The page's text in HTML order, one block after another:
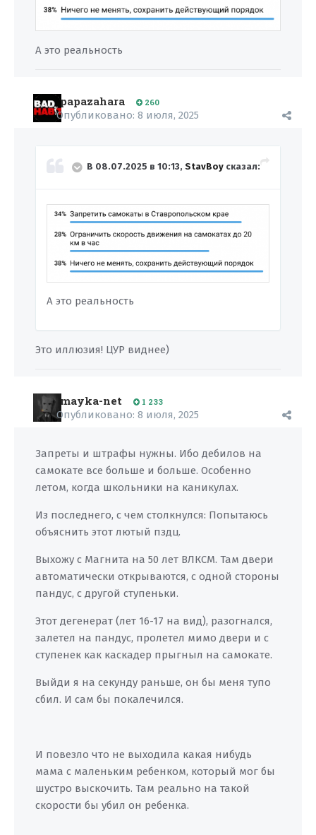
А это реальность
papazahara 260
Опубликовано: 8 июля, 2025
В 08.07.2025 в 10:13, StavBoy сказал:
А это реальность
Это иллюзия! ЦУР виднее)
mayka-net 1 233
Опубликовано: 8 июля, 2025
Запреты и штрафы нужны. Ибо дебилов на
самокате все больше и больше. Особенно
летом, когда школьники на каникулах.
Из последнего, с чем столкнулся: Попытаюсь
объяснить этот лютый пздц.
Выхожу с Магнита на 50 лет ВЛКСМ. Там двери
автоматически открываются, с одной стороны
пандус, с другой ступеньки.
Этот дегенерат (лет 16-17 на вид), разогнался,
залетел на пандус, пролетел мимо двери и с
ступенек как каскадер прыгныл на самокате.
Выйди я на секунду раньше, он бы меня тупо
сбил. И сам бы покалечился.
И повезло что не выходила какая нибудь
мама с маленьким ребенком, который мог бы
шустро выскочить. Там реально на такой
скорости бы убил он ребенка.